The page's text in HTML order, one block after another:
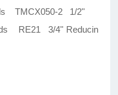
TMCX050-2 1/2"
RE21 3/4" Reducin